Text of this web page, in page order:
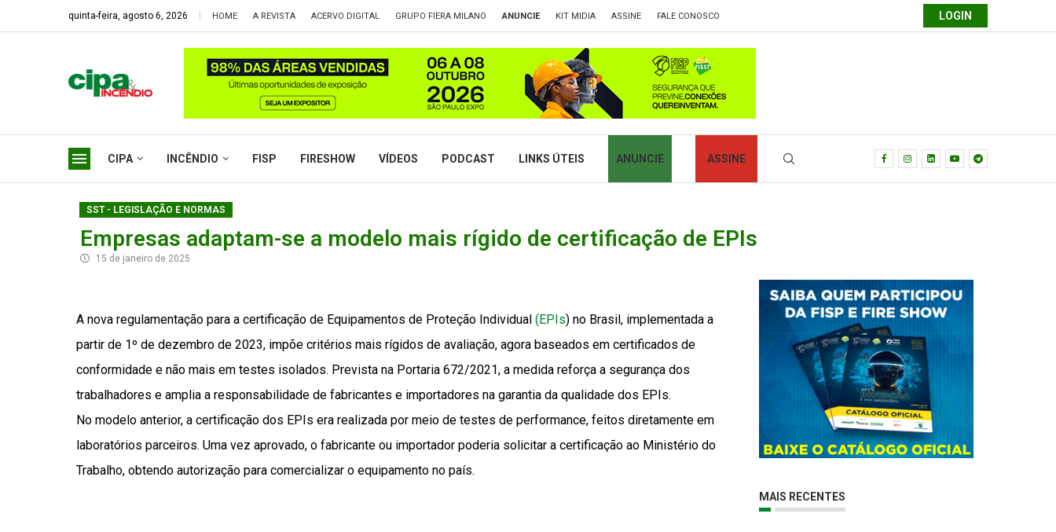
quinta-feira, agosto 6, 2026 HOME A REVISTA ACERVO DIGITAL GRUPO FIERA MILANO ANUNCIE KIT MIDIA ASSINE FALE CONOSCO LOGIN
CIPA INCÊNDIO FISP FIRESHOW VÍDEOS PODCAST LINKS ÚTEIS ANUNCIE ASSINE
SST - LEGISLAÇÃO E NORMAS
Empresas adaptam-se a modelo mais rígido de certificação de EPIs
15 de janeiro de 2025
A nova regulamentação para a certificação de Equipamentos de Proteção Individual (EPIs) no Brasil, implementada a
partir de 1º de dezembro de 2023, impõe critérios mais rígidos de avaliação, agora baseados em certificados de
conformidade e não mais em testes isolados. Prevista na Portaria 672/2021, a medida reforça a segurança dos
trabalhadores e amplia a responsabilidade de fabricantes e importadores na garantia da qualidade dos EPIs.
No modelo anterior, a certificação dos EPIs era realizada por meio de testes de performance, feitos diretamente em
laboratórios parceiros. Uma vez aprovado, o fabricante ou importador poderia solicitar a certificação ao Ministério do
Trabalho, obtendo autorização para comercializar o equipamento no país.
MAIS RECENTES